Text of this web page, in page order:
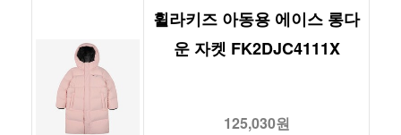
휠라키즈 아동용 에이스 롱다
운 자켓 FK2DJC4111X
125,030원